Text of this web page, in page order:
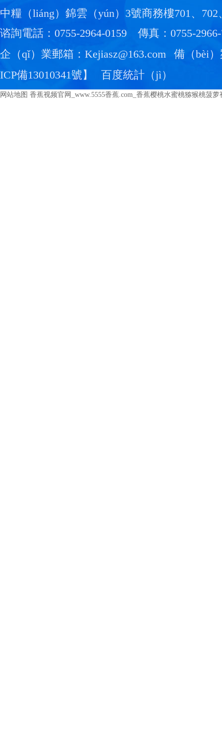
中糧（liáng）錦雲（yún）3號商務樓701、702
谘詢電話：0755-2964-0159
傳真：0755-
企（qǐ）業郵箱：Kejiasz@163.com
備（bèi
ICP備13010341號 】 百度統計（jì）
网站地图 香蕉视频官网_www.5555香蕉.com_香蕉樱桃水蜜桃猕猴桃菠